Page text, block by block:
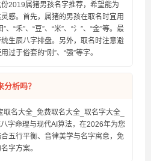
2019属猪男孩名字推荐，希望能为
感。首先，属猪的男孩在取名时宜用
、“禾”、“豆”、“米”、“氵”、“金”等。最
生辰八字排盘。另外，取名时注意避
于俗套的“刚”、“强”等字。
析吗？
名大全_免费取名大全_取名字大全_
字命理与现代AI算法，在2026年为您
五行平衡、音律美学与名字寓意，免
字方案。